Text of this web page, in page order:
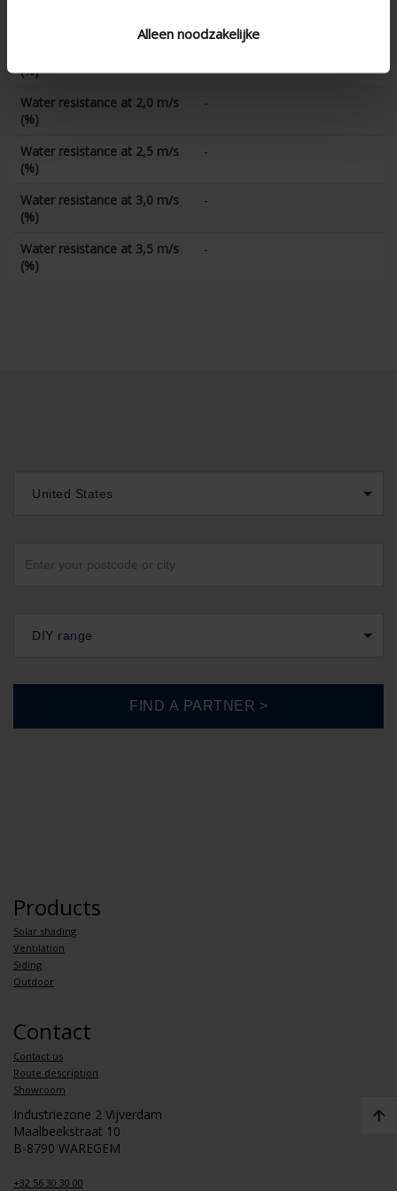
Alleen noodzakelijke
(%)
Water resistance at 2,0 m/s
(%)
-
Water resistance at 2,5 m/s
(%)
-
Water resistance at 3,0 m/s
(%)
-
Water resistance at 3,5 m/s
(%)
-
United States
DIY range
Products
Solar shading
Ventilation
Siding
Outdoor
Contact
Contact us
Route description
Showroom
Industriezone 2 Vijverdam
Maalbeekstraat 10
B-8790 WAREGEM
+32 56 30 30 00